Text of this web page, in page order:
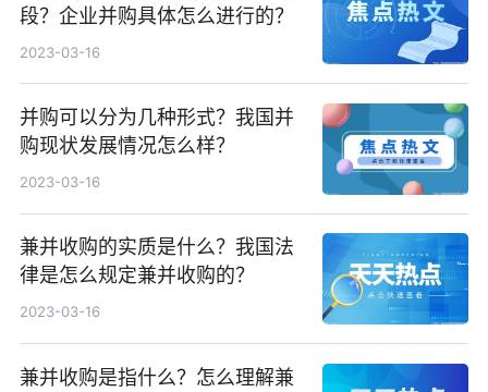
段？企业并购具体怎么进行的？
2023-03-16
并购可以分为几种形式？我国并
购现状发展情况怎么样？
2023-03-16
兼并收购的实质是什么？我国法
律是怎么规定兼并收购的？
2023-03-16
兼并收购是指什么？怎么理解兼